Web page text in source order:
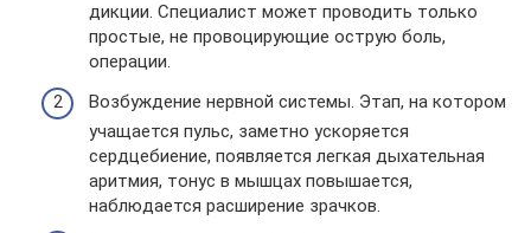
дикции. Специалист может проводить только
простые, не провоцирующие острую боль,
операции.
Возбуждение нервной системы. Этап, на котором
учащается пульс, заметно ускоряется
сердцебиение, появляется легкая дыхательная
аритмия, тонус в мышцах повышается,
наблюдается расширение зрачков.